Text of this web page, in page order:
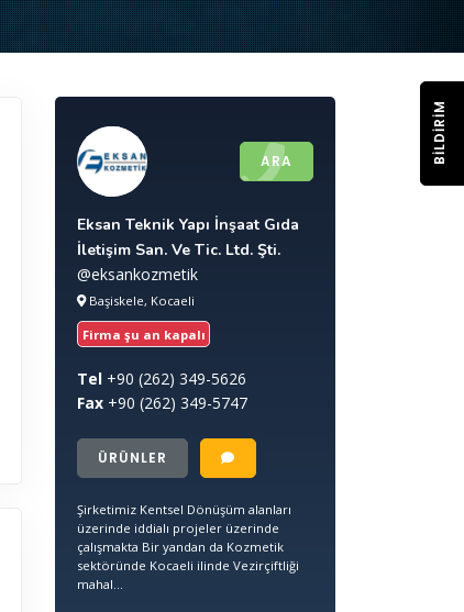
ARA
Eksan Teknik Yapı İnşaat Gıda
İletişim San. Ve Tic. Ltd. Şti.
@eksankozmetik
Başiskele, Kocaeli
Firma şu an kapalı
Tel +90 (262) 349-5626
Fax +90 (262) 349-5747
ÜRÜNLER
Şirketimiz Kentsel Dönüşüm alanları
üzerinde iddialı projeler üzerinde
çalışmakta Bir yandan da Kozmetik
sektöründe Kocaeli ilinde Vezirçiftliği
mahal...
BILDIRIM